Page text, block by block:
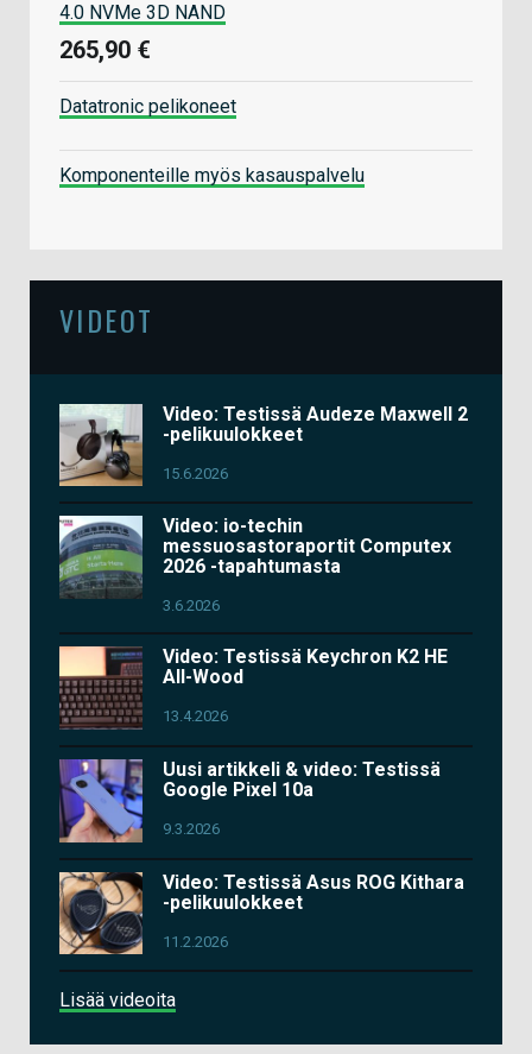
4.0 NVMe 3D NAND
265,90 €
Datatronic pelikoneet
Komponenteille myös kasauspalvelu
VIDEOT
Video: Testissä Audeze Maxwell 2
-pelikuulokkeet
15.6.2026
Video: io-techin
messuosastoraportit Computex
2026 -tapahtumasta
3.6.2026
Video: Testissä Keychron K2 HE
All-Wood
13.4.2026
Uusi artikkeli & video: Testissä
Google Pixel 10a
9.3.2026
Video: Testissä Asus ROG Kithara
-pelikuulokkeet
11.2.2026
Lisää videoita